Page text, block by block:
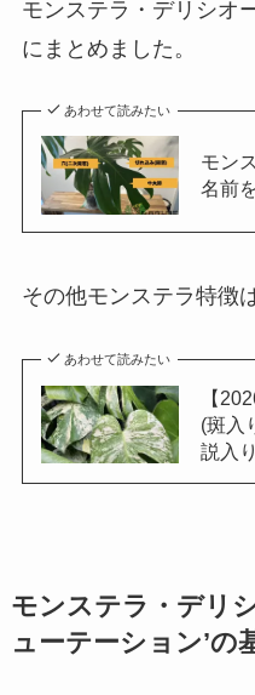
モンステラ・デリシオ
にまとめました。
あわせて読みたい
モン
名前
その他モンステラ特徴
あわせて読みたい
【
(斑入
説入
モンステラ・デリ
ューテーション’の